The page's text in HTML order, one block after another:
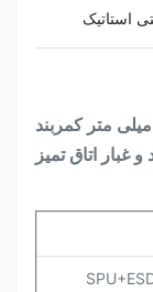
استاتیک
کفش های ESD ضد ایستاتیک سفید 5 میلی متر کمربند